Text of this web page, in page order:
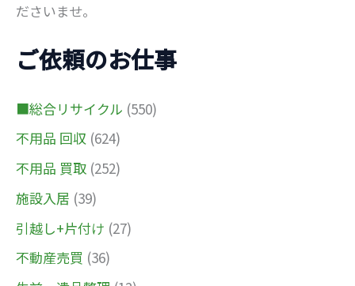
ださいませ。
ご依頼のお仕事
■総合リサイクル (550)
不用品 回収 (624)
不用品 買取 (252)
施設入居 (39)
引越し+片付け (27)
不動産売買 (36)